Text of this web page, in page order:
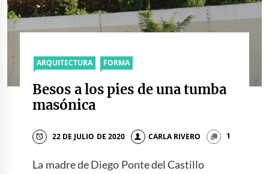
ARQUITECTURA FORMA
Besos a los pies de una tumba
masónica
22 DE JULIO DE 2020 CARLA RIVERO 1
La madre de Diego Ponte del Castillo